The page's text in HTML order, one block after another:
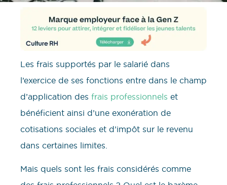
Les frais supportés par le salarié dans
l’exercice de ses fonctions entre dans le champ
d’application des frais professionnels et
bénéficient ainsi d’une exonération de
cotisations sociales et d’impôt sur le revenu
dans certaines limites.
Mais quels sont les frais considérés comme